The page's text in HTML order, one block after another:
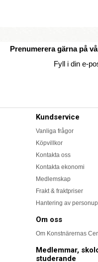
Prenumerera gärna på
Fyll i din e-
Kundservice
Vanliga frågor
Köpvillkor
Kontakta oss
Kontakta ekonomi
Medlemskap
Frakt & fraktpriser
Hantering av
Om oss
Om Konstnärernas
Medlemmar,
studerande